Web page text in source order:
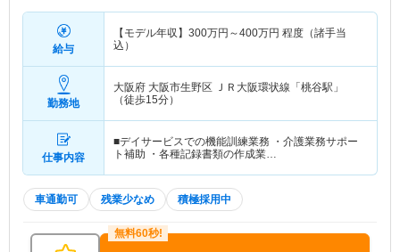
給与
【モデル年収】 300万円～400万円 程度（諸手当
込）
勤務地
大阪府 大阪市生野区 ＪＲ大阪環状線「桃谷駅」
（徒歩15分）
仕事内容
■デイサービスでの機能訓練業務 ・介護業務サポー
ト補助 ・各種記録書類の作成業…
車通勤可 残業少なめ 積極採用中